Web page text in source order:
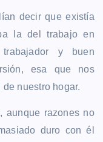
decir que existía
la del trabajo en
y buen
esa que nos
nuestro hogar.
aunque razones no
duro con él